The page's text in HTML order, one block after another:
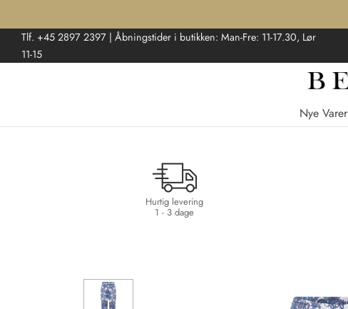
Tlf. +45 2897 2397 | Åbningstider i butikken: Man-Fre: 11-17.30, Lør
11-15
Nye Varer
Hurtig levering
1 - 3 dage